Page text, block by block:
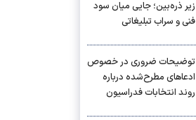
زیر ذره‌بین؛ جایی میان سود
فنی و سراب تبلیغاتی
توضیحات ضروری در خصوص
ادعاهای مطرح‌شده درباره
روند انتخابات فدراسیون